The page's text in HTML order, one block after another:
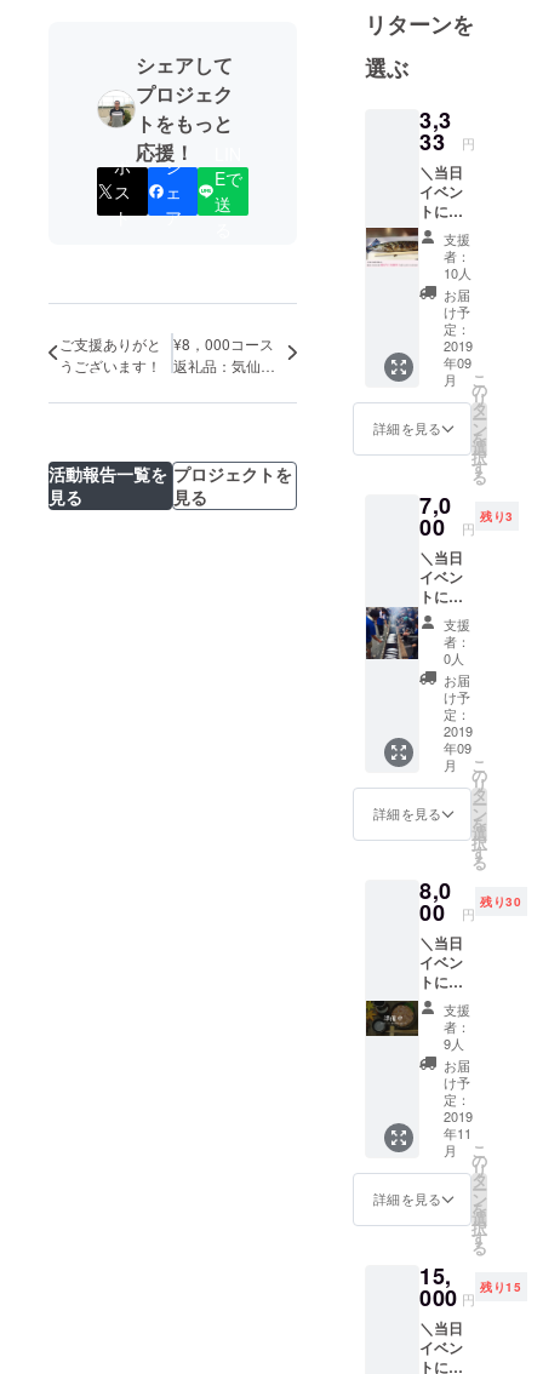
シェアして
プロジェク
トをもっと
応援！
ポ
ス
ト
シ
ェ
ア
Eで
送
ご支援ありがと
うございます！
¥8，000コース
返礼品：気仙沼
決定しました＾
活動報告一覧を
見る
プロジェクトを
見る
りにボラン
ティアで参
加し始めて
さんま祭り
を、”是非広
島で開催で
きないか”と
目黒のさん
ま祭り実行
委員会の松
井会長に相
談した事か
ら始まりま
した。
イベントの
金を募るだ
けのイベン
トではな
く、気仙沼
市と広島市
が交流し続
けること、
震災で広島
リー貸出や
牡蠣筏復旧
がったせっ
を続けるこ
と、そして
気仙沼市と
広島市が将
来、姉妹都
市で結ばれ
ることがイ
ベントの最
大の目的で
す。
リターンを
選ぶ
3,3
33 円
＼当日
イベン
トにお
越しい
ただけ
るかた
／ イベ
ント開
催の応
援、あ
りがと
うござ
いま
す！お
返しで
当日の
トで優
先的に
お召し
上がり
いただ
だける
お返し
をお送
りしま
す！ ・
イベン
ト当日
に専用
席でお
召し上
がりい
ただけ
分） ・
心から
のお礼
メール
ととも
に、美
味しい
秋刀魚
の焼き
方レシ
ピをお
送りし
ます！
支援
者：
10人
お届
け予
定：
2019
年09
月
詳細を見る
こ
の
リ
タ
ー
ン
を
選
択
す
る
7,0
00 円
残り3
＼当日
イベン
トにお
越しい
ただけ
るかた
／ イベ
ント当
日に自
分でさ
んまを
焼いて
食べて
いただ
けま
す。炭
用意す
るこだ
わっ
りっぷ
りで
す。 ※
さんま
が焼き
あがる
までに
15分か
かりま
すの
で、お
時間に
ご注意
くださ
支援
者：
0人
お届
け予
定：
2019
年09
月
詳細を見る
こ
の
リ
タ
ー
ン
を
選
択
す
る
8,0
00 円
残り30
＼当日
イベン
トに来
れない
けれど
応援し
たい！
と思っ
ていた
だける
方／ ・
気仙沼
を応援
しよ
う！気
仙沼の
セット
(3品目
の予定)
をお送
りしま
す。 ・
支援
者：
9人
お届
け予
定：
2019
年11
月
詳細を見る
こ
の
リ
タ
ー
ン
を
選
択
す
る
15,
000 円
残り15
＼当日
イベン
トに来